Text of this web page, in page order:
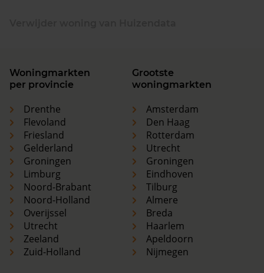
Woningmarkten
per provincie
Drenthe
Flevoland
Friesland
Gelderland
Groningen
Limburg
Noord-Brabant
Noord-Holland
Overijssel
Utrecht
Zeeland
Zuid-Holland
Grootste
woningmarkten
Amsterdam
Den Haag
Rotterdam
Utrecht
Groningen
Eindhoven
Tilburg
Almere
Breda
Haarlem
Apeldoorn
Nijmegen